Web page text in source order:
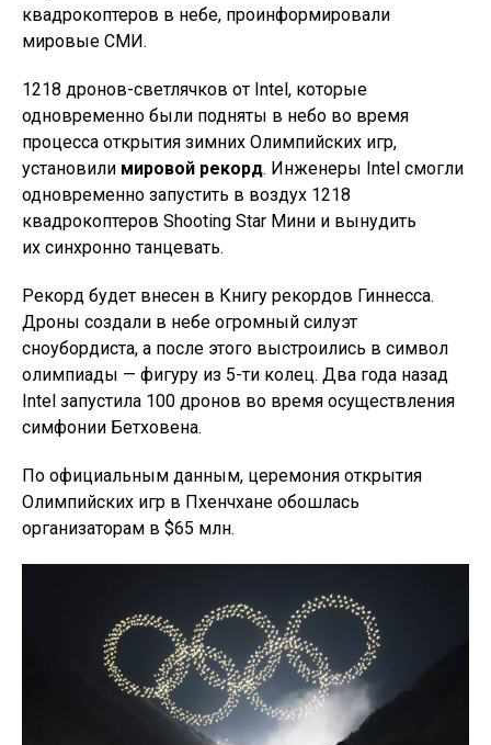
квадрокоптеров в небе, проинформировали
мировые СМИ.
1218 дронов-светлячков от Intel, которые
одновременно были подняты в небо во время
процесса открытия зимних Олимпийских игр,
установили мировой рекорд. Инженеры Intel смогли
одновременно запустить в воздух 1218
квадрокоптеров Shooting Star Мини и вынудить
их синхронно танцевать.
Рекорд будет внесен в Книгу рекордов Гиннесса.
Дроны создали в небе огромный силуэт
сноубордиста, а после этого выстроились в символ
олимпиады — фигуру из 5-ти колец. Два года назад
Intel запустила 100 дронов во время осуществления
симфонии Бетховена.
По официальным данным, церемония открытия
Олимпийских игр в Пхенчхане обошлась
организаторам в $65 млн.